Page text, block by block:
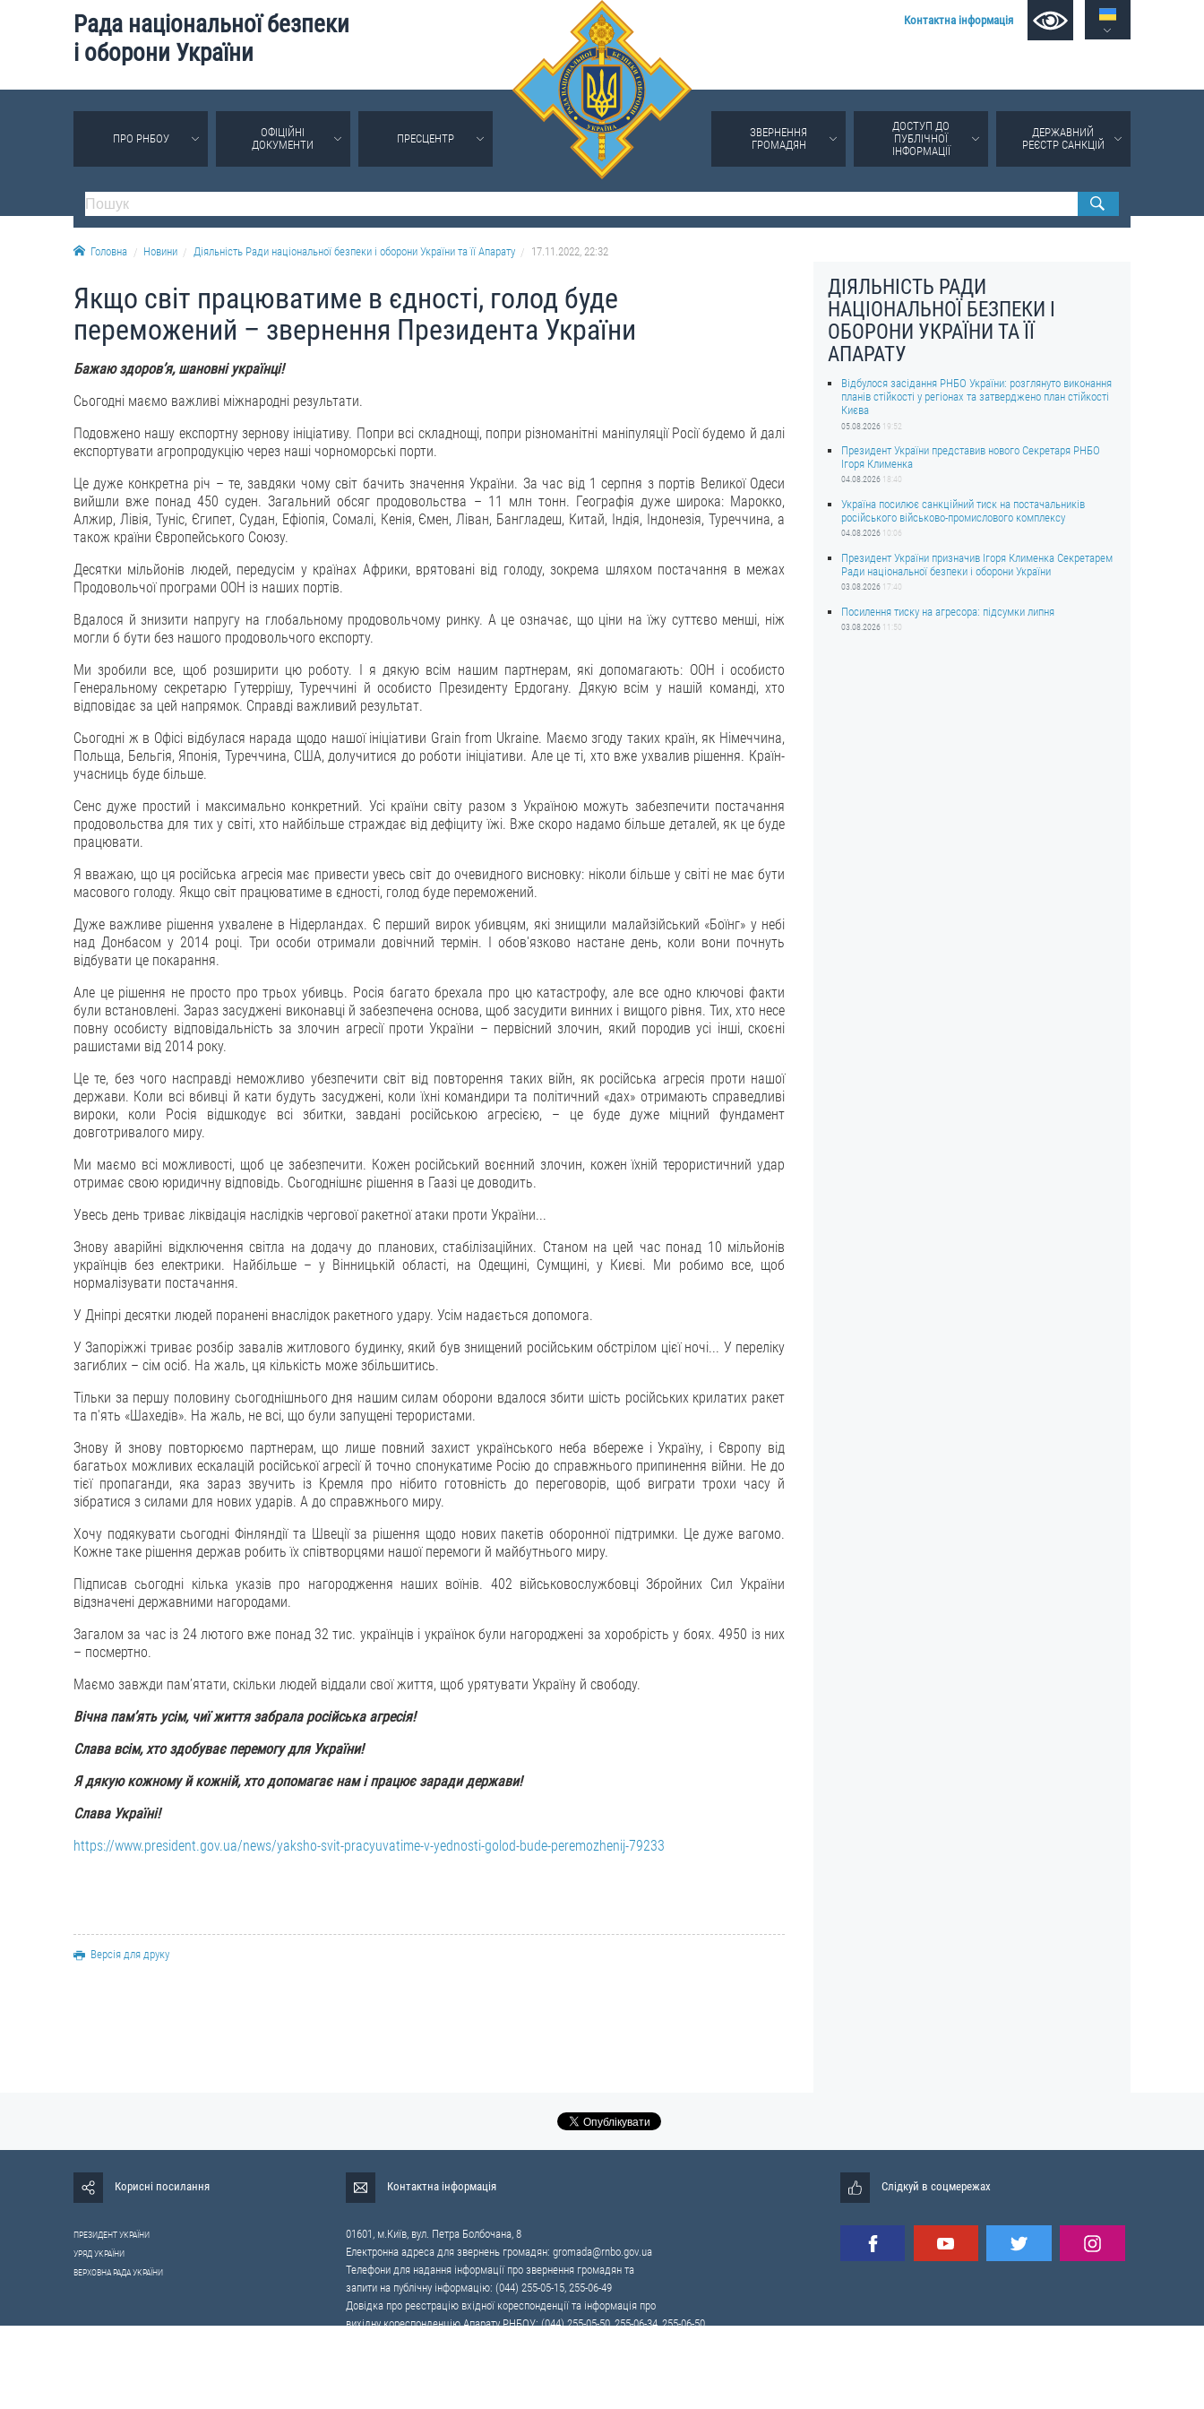
Рада національної безпеки
і оборони України
Контактна інформація
ПРО РНБОУ
ОФІЦІЙНІ
ДОКУМЕНТИ
ПРЕСЦЕНТР
ЗВЕРНЕННЯ
ГРОМАДЯН
ДОСТУП ДО
ПУБЛІЧНОЇ
ІНФОРМАЦІЇ
ДЕРЖАВНИЙ
РЕЄСТР САНКЦІЙ
Головна Новини Діяльність Ради національної безпеки і оборони України та її Апарату 17.11.2022, 22:32
Якщо світ працюватиме в єдності, голод буде
переможений – звернення Президента України
Бажаю здоровʼя, шановні українці!
Сьогодні маємо важливі міжнародні результати.
Подовжено нашу експортну зернову ініціативу. Попри всі складнощі, попри різноманітні маніпуляції Росії будемо й далі
експортувати агропродукцію через наші чорноморські порти.
Це дуже конкретна річ – те, завдяки чому світ бачить значення України. За час від 1 серпня з портів Великої Одеси
вийшли вже понад 450 суден. Загальний обсяг продовольства – 11 млн тонн. Географія дуже широка: Марокко,
Алжир, Лівія, Туніс, Єгипет, Судан, Ефіопія, Сомалі, Кенія, Ємен, Ліван, Бангладеш, Китай, Індія, Індонезія, Туреччина, а
також країни Європейського Союзу.
Десятки мільйонів людей, передусім у країнах Африки, врятовані від голоду, зокрема шляхом постачання в межах
Продовольчої програми ООН із наших портів.
Вдалося й знизити напругу на глобальному продовольчому ринку. А це означає, що ціни на їжу суттєво менші, ніж
могли б бути без нашого продовольчого експорту.
Ми зробили все, щоб розширити цю роботу. І я дякую всім нашим партнерам, які допомагають: ООН і особисто
Генеральному секретарю Гутеррішу, Туреччині й особисто Президенту Ердогану. Дякую всім у нашій команді, хто
відповідає за цей напрямок. Справді важливий результат.
Сьогодні ж в Офісі відбулася нарада щодо нашої ініціативи Grain from Ukraine. Маємо згоду таких країн, як Німеччина,
Польща, Бельгія, Японія, Туреччина, США, долучитися до роботи ініціативи. Але це ті, хто вже ухвалив рішення. Країн-
учасниць буде більше.
Сенс дуже простий і максимально конкретний. Усі країни світу разом з Україною можуть забезпечити постачання
продовольства для тих у світі, хто найбільше страждає від дефіциту їжі. Вже скоро надамо більше деталей, як це буде
працювати.
Я вважаю, що ця російська агресія має привести увесь світ до очевидного висновку: ніколи більше у світі не має бути
масового голоду. Якщо світ працюватиме в єдності, голод буде переможений.
Дуже важливе рішення ухвалене в Нідерландах. Є перший вирок убивцям, які знищили малайзійський «Боїнг» у небі
над Донбасом у 2014 році. Три особи отримали довічний термін. І обов'язково настане день, коли вони почнуть
відбувати це покарання.
Але це рішення не просто про трьох убивць. Росія багато брехала про цю катастрофу, але все одно ключові факти
були встановлені. Зараз засуджені виконавці й забезпечена основа, щоб засудити винних і вищого рівня. Тих, хто несе
повну особисту відповідальність за злочин агресії проти України – первісний злочин, який породив усі інші, скоєні
рашистами від 2014 року.
Це те, без чого насправді неможливо убезпечити світ від повторення таких війн, як російська агресія проти нашої
держави. Коли всі вбивці й кати будуть засуджені, коли їхні командири та політичний «дах» отримають справедливі
вироки, коли Росія відшкодує всі збитки, завдані російською агресією, – це буде дуже міцний фундамент
довготривалого миру.
Ми маємо всі можливості, щоб це забезпечити. Кожен російський воєнний злочин, кожен їхній терористичний удар
отримає свою юридичну відповідь. Сьогоднішнє рішення в Гаазі це доводить.
Увесь день триває ліквідація наслідків чергової ракетної атаки проти України...
Знову аварійні відключення світла на додачу до планових, стабілізаційних. Станом на цей час понад 10 мільйонів
українців без електрики. Найбільше – у Вінницькій області, на Одещині, Сумщині, у Києві. Ми робимо все, щоб
нормалізувати постачання.
У Дніпрі десятки людей поранені внаслідок ракетного удару. Усім надається допомога.
У Запоріжжі триває розбір завалів житлового будинку, який був знищений російським обстрілом цієї ночі... У переліку
загиблих – сім осіб. На жаль, ця кількість може збільшитись.
Тільки за першу половину сьогоднішнього дня нашим силам оборони вдалося збити шість російських крилатих ракет
та п'ять «Шахедів». На жаль, не всі, що були запущені терористами.
Знову й знову повторюємо партнерам, що лише повний захист українського неба вбереже і Україну, і Європу від
багатьох можливих ескалацій російської агресії й точно спонукатиме Росію до справжнього припинення війни. Не до
тієї пропаганди, яка зараз звучить із Кремля про нібито готовність до переговорів, щоб виграти трохи часу й
зібратися з силами для нових ударів. А до справжнього миру.
Хочу подякувати сьогодні Фінляндії та Швеції за рішення щодо нових пакетів оборонної підтримки. Це дуже вагомо.
Кожне таке рішення держав робить їх співтворцями нашої перемоги й майбутнього миру.
Підписав сьогодні кілька указів про нагородження наших воїнів. 402 військовослужбовці Збройних Сил України
відзначені державними нагородами.
Загалом за час із 24 лютого вже понад 32 тис. українців і українок були нагороджені за хоробрість у боях. 4950 із них
– посмертно.
Маємо завжди памʼятати, скільки людей віддали свої життя, щоб урятувати Україну й свободу.
Вічна памʼять усім, чиї життя забрала російська агресія!
Слава всім, хто здобуває перемогу для України!
Я дякую кожному й кожній, хто допомагає нам і працює заради держави!
Слава Україні!
https://www.president.gov.ua/news/yaksho-svit-pracyuvatime-v-yednosti-golod-bude-peremozhenij-79233
Версія для друку
ДІЯЛЬНІСТЬ РАДИ
НАЦІОНАЛЬНОЇ БЕЗПЕКИ І
ОБОРОНИ УКРАЇНИ ТА ЇЇ
АПАРАТУ
Відбулося засідання РНБО України: розглянуто виконання
планів стійкості у регіонах та затверджено план стійкості
Києва
05.08.2026 19:52
Президент України представив нового Секретаря РНБО
Ігоря Клименка
04.08.2026 18:40
Україна посилює санкційний тиск на постачальників
російського військово-промислового комплексу
04.08.2026 10:06
Президент України призначив Ігоря Клименка Секретарем
Ради національної безпеки і оборони України
03.08.2026 17:40
Посилення тиску на агресора: підсумки липня
03.08.2026 11:50
Корисні посилання
ПРЕЗИДЕНТ УКРАЇНИ
УРЯД УКРАЇНИ
ВЕРХОВНА РАДА УКРАЇНИ
Контактна інформація
01601, м.Київ, вул. Петра Болбочана, 8
Електронна адреса для звернень громадян: gromada@rnbo.gov.ua
Телефони для надання інформації про звернення громадян та
запити на публічну інформацію: (044) 255-05-15, 255-06-49
Довідка про реєстрацію вхідної кореспонденції та інформація про
вихідну кореспонденцію Апарату РНБОУ: (044) 255-05-50, 255-06-34, 255-06-50
Слідкуй в соцмережах